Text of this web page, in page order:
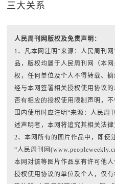
三大关系
人民周刊网版权及免责声明：
1、凡本网注明“来源：人民周刊
品，版权均属于人民周刊网（本
权，任何单位及个人不得转载、
经与本网签署相关授权使用协议
否有相应的授权使用限制声明，
围内使用时应注明“来源：人民周
述声明者，本网将追究其相关法律
2、本网所有的图片作品中，即使
“人民周刊网
本网对该等图片作品享有许可他
授权使用协议的单位及个人，仅